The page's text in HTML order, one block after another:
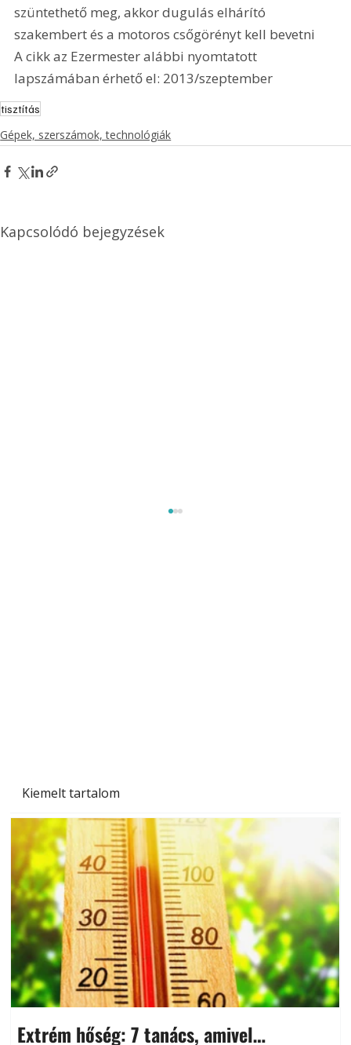
Kiemelt tartalom
Extrém hőség: 7 tanács, amivel
szüntethető meg, akkor dugulás elhárító
szakembert és a motoros csőgörényt kell bevetni
A cikk az Ezermester alábbi nyomtatott
lapszámában érhető el: 2013/szeptember
tisztítás
Gépek, szerszámok, technológiák
Kapcsolódó bejegyzések